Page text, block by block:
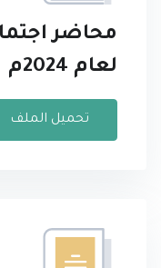
محاضر
لعام 2024م
تحميل الملف